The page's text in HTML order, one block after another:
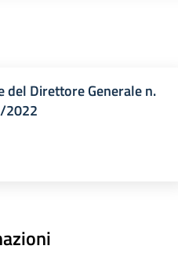
del Direttore Generale n.
2022